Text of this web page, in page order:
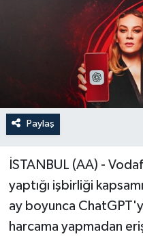
Paylaş
İSTANBUL (AA) -
yaptığı işbirliği
ay boyunca
harcama yapmadan